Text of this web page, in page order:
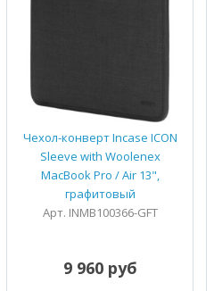
Чехол-конверт Incase ICON
Sleeve with Woolenex
MacBook Pro / Air 13",
графитовый
Арт. INMB100366-GFT
9 960 руб